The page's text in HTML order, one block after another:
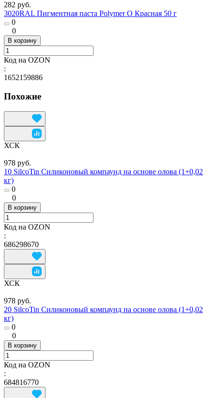
282 руб.
3020RAL Пигментная паста Polymer O Красная 50 г
0
0
В корзину
Код на OZON
:
1652159886
Похожие
ХСК
978 руб.
10 SilcoTin Силиконовый компаунд на основе олова (1+0,02
кг)
0
0
В корзину
Код на OZON
:
686298670
ХСК
978 руб.
20 SilcoTin Силиконовый компаунд на основе олова (1+0,02
кг)
0
0
В корзину
Код на OZON
:
684816770